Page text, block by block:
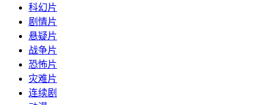
科幻片
剧情片
悬疑片
战争片
恐怖片
灾难片
连续剧